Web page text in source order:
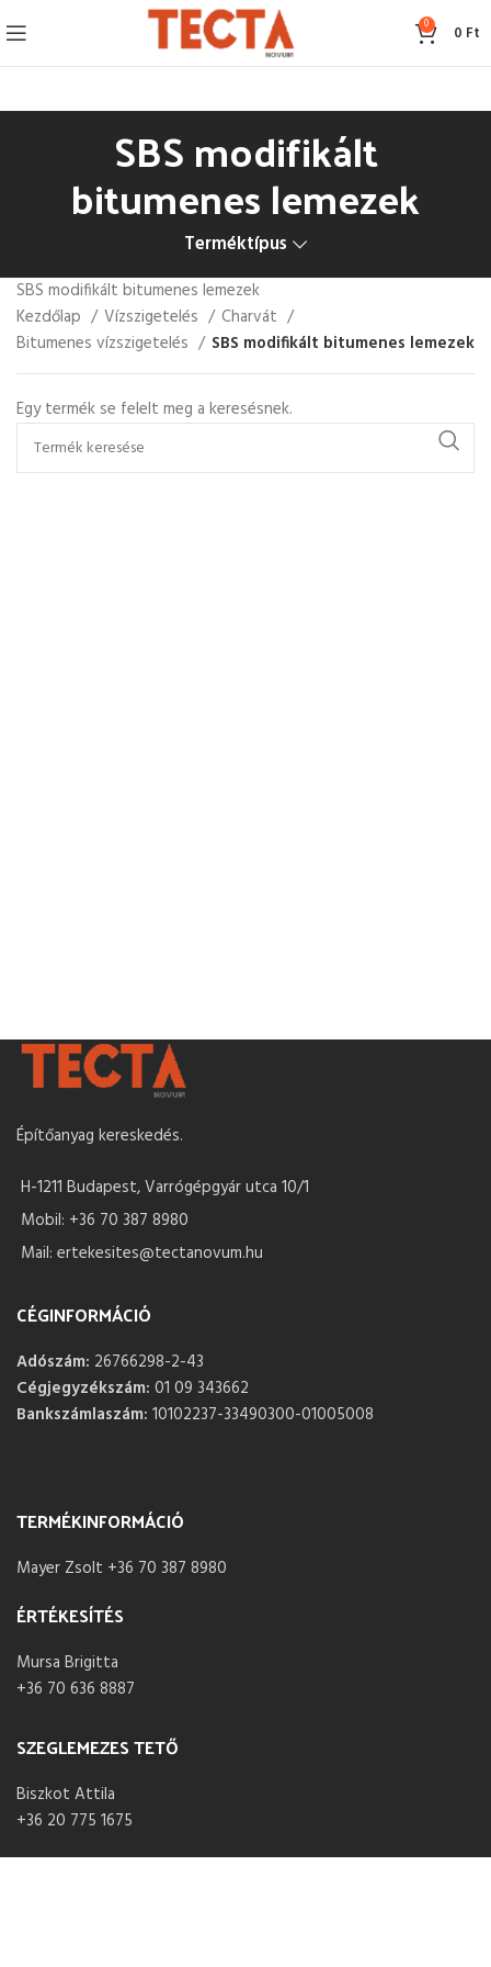
0 0 Ft
SBS modifikált
bitumenes lemezek
Terméktípus
SBS modifikált bitumenes lemezek
Kezdőlap
Vízszigetelés
Charvát
Bitumenes vízszigetelés
SBS modifikált bitumenes lemezek
Egy termék se felelt meg a keresésnek.
Építőanyag kereskedés.
H-1211 Budapest, Varrógépgyár utca 10/1
Mobil: +36 70 387 8980
Mail: ertekesites@tectanovum.hu
CÉGINFORMÁCIÓ
Adószám: 26766298-2-43
Cégjegyzékszám: 01 09 343662
Bankszámlaszám: 10102237-33490300-01005008
TERMÉKINFORMÁCIÓ
Mayer Zsolt +36 70 387 8980
ÉRTÉKESÍTÉS
Mursa Brigitta
+36 70 636 8887
SZEGLEMEZES TETŐ
Biszkot Attila
+36 20 775 1675
NYITVA TARTÁS